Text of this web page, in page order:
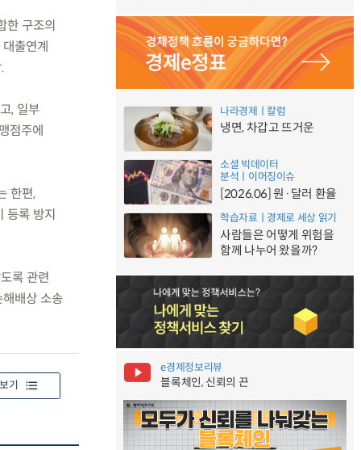
한 구조의
출연계
, 일부
점주에
한편,
등록 방지
록 관련
배상 소송
기
나라경제ㅣ칼럼
냉면, 차갑고 뜨거운
소셜 빅데이터
분석ㅣ이머징이슈
[2026.06] 원·달러 환율
학습자료ㅣ경제로 세상 읽기
사람들은 어떻게 위험을
함께 나누어 왔을까?
e경제정보리뷰
블록체인, 신뢰의 끈